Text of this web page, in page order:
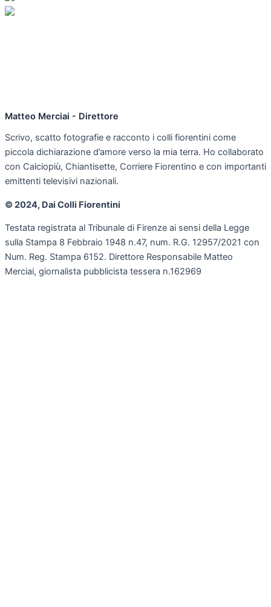
Matteo Merciai - Direttore
Scrivo, scatto fotografie e racconto i colli fiorentini come
piccola dichiarazione d’amore verso la mia terra. Ho collaborato
con Calciopiù, Chiantisette, Corriere Fiorentino e con importanti
emittenti televisivi nazionali.
© 2024, Dai Colli Fiorentini
Testata registrata al Tribunale di Firenze ai sensi della Legge
sulla Stampa 8 Febbraio 1948 n.47, num. R.G. 12957/2021 con
Num. Reg. Stampa 6152. Direttore Responsabile Matteo
Merciai, giornalista pubblicista tessera n.162969